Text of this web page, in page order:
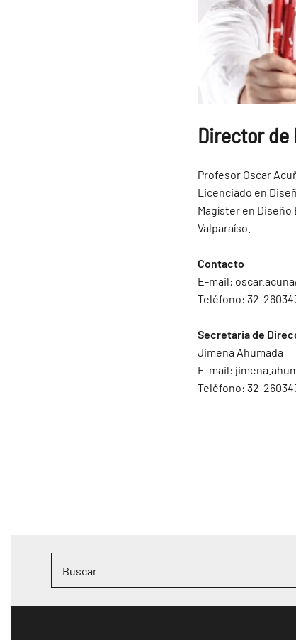
Director de
Profesor Oscar
Licenciado en
Magíster en
Valparaíso.
Contacto
E-mail:
Teléfono: 32-
Secretaria de
Jimena Ahumada
E-mail:
Teléfono: 32-